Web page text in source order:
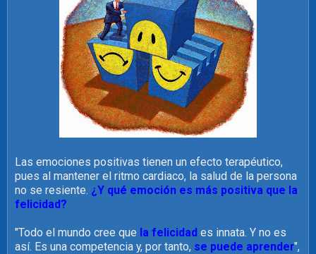
Las emociones positivas tienen un efecto terapéutico,
pues al mantener el ritmo cardiaco, la salud de la persona
no se resiente. ¿Y qué emoción es más positiva que la
felicidad?
"Todo el mundo cree que la felicidad es innata. Y no es
así. Es una competencia y, por tanto, se puede aprender",